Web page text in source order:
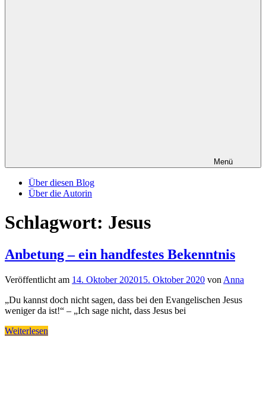
Menü
Über diesen Blog
Über die Autorin
Schlagwort: Jesus
Anbetung – ein handfestes Bekenntnis
Veröffentlicht am 14. Oktober 202015. Oktober 2020 von Anna
„Du kannst doch nicht sagen, dass bei den Evangelischen Jesus
weniger da ist!“ – „Ich sage nicht, dass Jesus bei
Weiterlesen